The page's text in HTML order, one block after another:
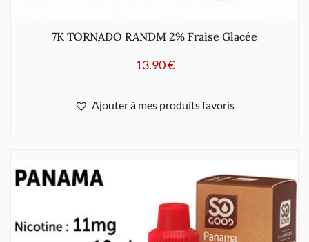
7K TORNADO RANDM 2% Fraise Glacée
13.90€
Ajouter à mes produits favoris